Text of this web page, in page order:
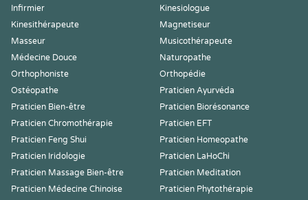
Infirmier
Kinesiologue
Kinesithérapeute
Magnetiseur
Masseur
Musicothérapeute
Médecine Douce
Naturopathe
Orthophoniste
Orthopédie
Ostéopathe
Praticien Ayurvéda
Praticien Bien-être
Praticien Biorésonance
Praticien Chromothérapie
Praticien EFT
Praticien Feng Shui
Praticien Homeopathe
Praticien Iridologie
Praticien LaHoChi
Praticien Massage Bien-être
Praticien Meditation
Praticien Médecine Chinoise
Praticien Phytothérapie